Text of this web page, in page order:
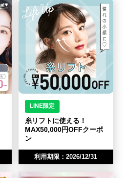
LINE限定
糸リフトに使える！
MAX50,000円OFFクーポ
ン
利用期限：2026/12/31